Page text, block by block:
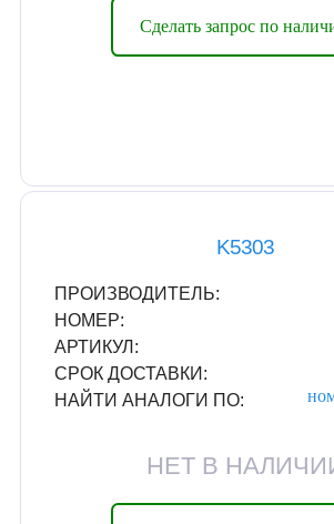
Сделать запрос по
K5303
ПРОИЗВОДИТЕЛЬ:
НОМЕР:
АРТИКУЛ:
СРОК ДОСТАВКИ:
НАЙТИ АНАЛОГИ ПО:
НЕТ В